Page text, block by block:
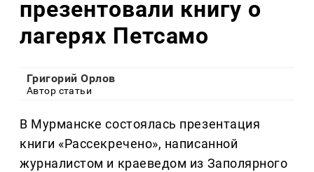
презентовали книгу о
лагерях Петсамо
Григорий Орлов
Автор статьи
В Мурманске состоялась презентация
книги «Рассекречено», написанной
журналистом и краеведом из Заполярного